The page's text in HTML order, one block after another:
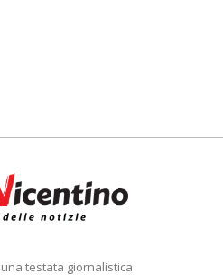
una testata giornalistica